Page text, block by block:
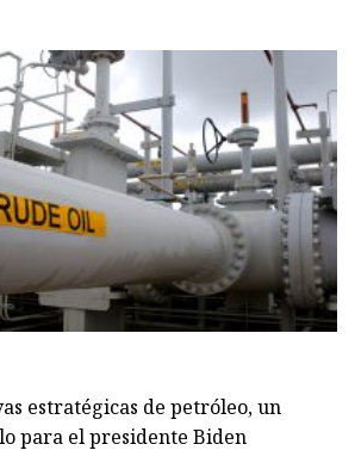
estratégicas de petróleo, un
para el presidente Biden